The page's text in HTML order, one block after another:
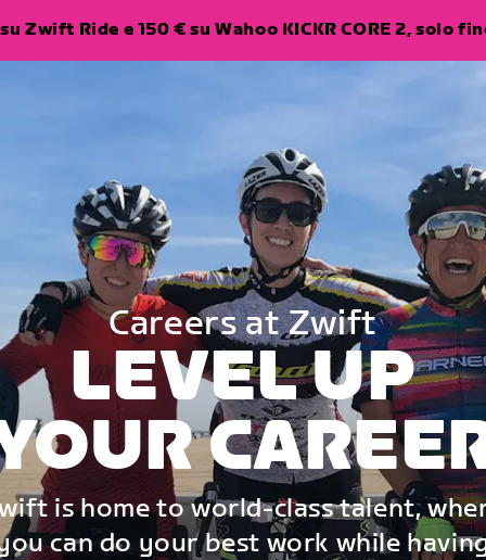
Zwift Ride e 150 € su Wahoo KICKR CORE 2, solo
Careers at Zwift
LEVEL UP
is home to world-class talent,
can do your best work while